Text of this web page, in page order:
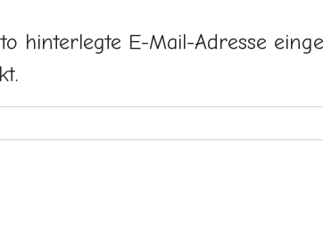
hinterlegte E-Mail-Adresse